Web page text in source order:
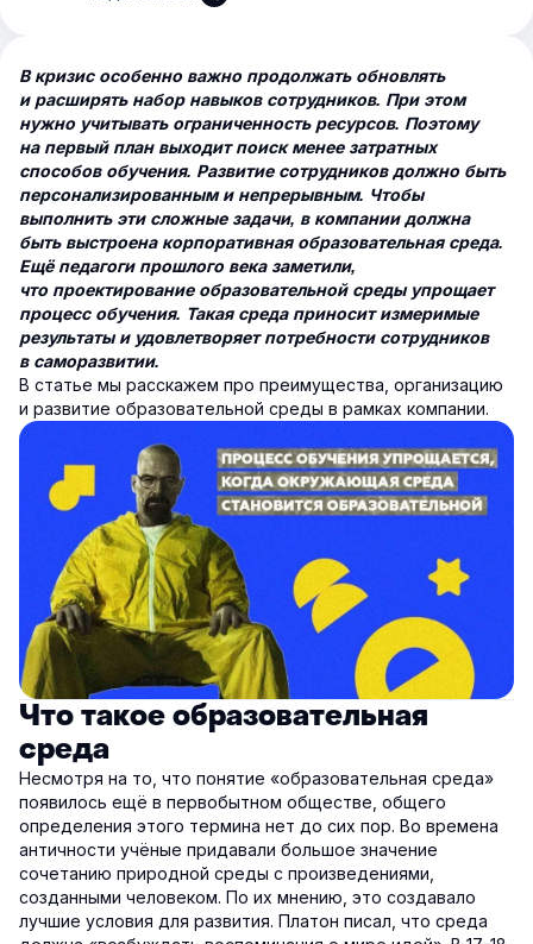
В кризис особенно важно продолжать обновлять
и расширять набор навыков сотрудников. При этом
нужно учитывать ограниченность ресурсов. Поэтому
на первый план выходит поиск менее затратных
способов обучения. Развитие сотрудников должно быть
персонализированным и непрерывным. Чтобы
выполнить эти сложные задачи, в компании должна
быть выстроена корпоративная образовательная среда.
Ещё педагоги прошлого века заметили,
что проектирование образовательной среды упрощает
процесс обучения. Такая среда приносит измеримые
результаты и удовлетворяет потребности сотрудников
в саморазвитии.
В статье мы расскажем про преимущества, организацию
и развитие образовательной среды в рамках компании.
Что такое образовательная
среда
Несмотря на то, что понятие «образовательная среда»
появилось ещё в первобытном обществе, общего
определения этого термина нет до сих пор. Во времена
античности учёные придавали большое значение
сочетанию природной среды с произведениями,
созданными человеком. По их мнению, это создавало
лучшие условия для развития. Платон писал, что среда